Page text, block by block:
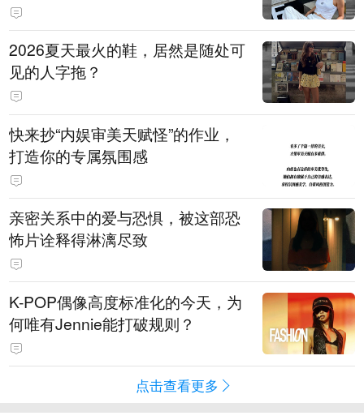
2026夏天最火的鞋，居然是随处可
见的人字拖？
快来抄“内娱审美天赋怪”的作业，
打造你的专属氛围感
亲密关系中的爱与恐惧，被这部恐
怖片诠释得淋漓尽致
K-POP偶像高度标准化的今天，为
何唯有Jennie能打破规则？
点击查看更多